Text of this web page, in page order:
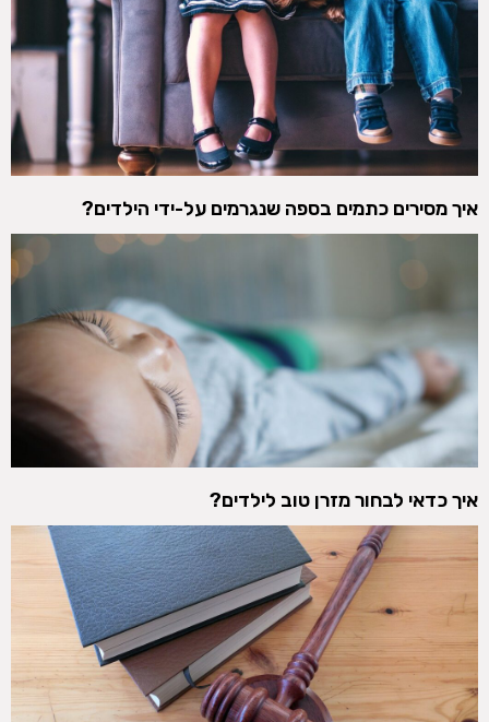
איך מסירים כתמים בספה שנגרמים על-ידי הילדים?
איך כדאי לבחור מזרן טוב לילדים?